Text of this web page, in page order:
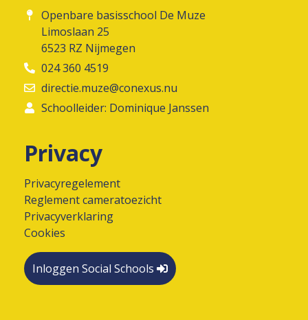
Openbare basisschool De Muze
Limoslaan 25
6523 RZ Nijmegen
024 360 4519
directie.muze@conexus.nu
Schoolleider: Dominique Janssen
Privacy
Privacyregelement
Reglement cameratoezicht
Privacyverklaring
Cookies
Inloggen Social Schools